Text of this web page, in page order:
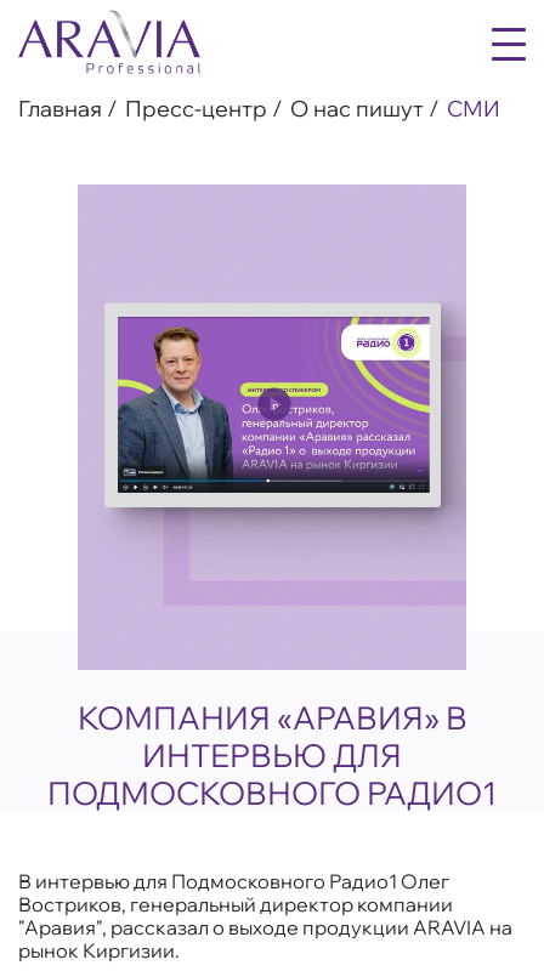
Главная Пресс-центр О нас пишут СМИ
КОМПАНИЯ «АРАВИЯ» В
ИНТЕРВЬЮ ДЛЯ
ПОДМОСКОВНОГО РАДИО1
В интервью для Подмосковного Радио1 Олег
Востриков, генеральный директор компании
"Аравия", рассказал о выходе продукции ARAVIA на
рынок Киргизии.